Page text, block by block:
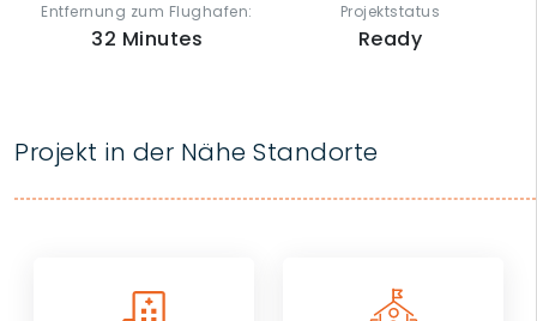
Entfernung zum Flughafen:
32 Minutes
Projektstatus
Ready
Projekt in der Nähe Standorte